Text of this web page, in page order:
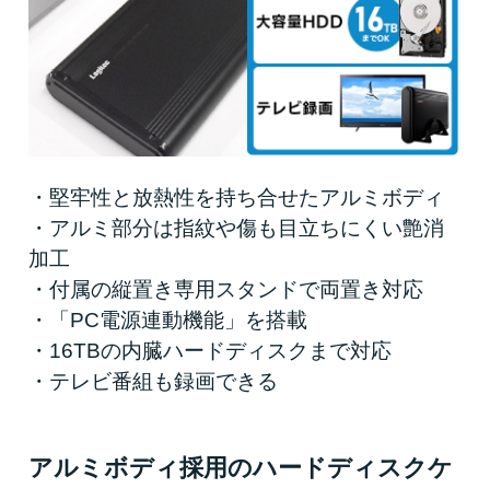
・堅牢性と放熱性を持ち合せたアルミボディ
・アルミ部分は指紋や傷も目立ちにくい艶消
加工
・付属の縦置き専用スタンドで両置き対応
・「PC電源連動機能」を搭載
・16TBの内臓ハードディスクまで対応
・テレビ番組も録画できる
アルミボディ採用のハードディスクケ